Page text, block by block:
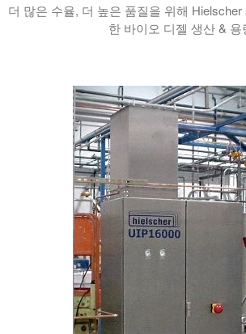
더 많은 수율, 더 높은 품질을 위해
한 바이오 디젤 생산 & 용